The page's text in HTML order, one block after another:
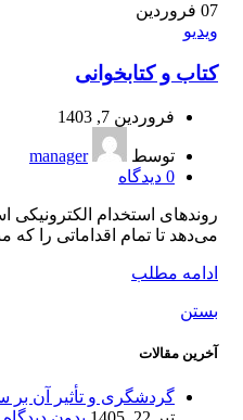
07 فروردین
ویدیو
کتاب و کتابخوانی
فروردین 7, 1403
توسط
manager
0 دیدگاه
روندهای استخدام الکترونیکی
می‌دهد تا تمام اقداماتی را که
ادامه مطلب
بستن
آخرین مقالات
گردشگری و تأثیر آن بر